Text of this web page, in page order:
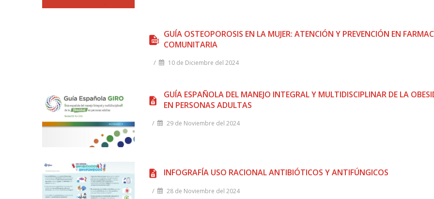
GUÍA OSTEOPOROSIS EN LA MUJER: ATENCIÓN Y PREVENCIÓN EN
COMUNITARIA
/ 10 de Diciembre del 2024
GUÍA ESPAÑOLA DEL MANEJO INTEGRAL Y MULTIDISCIPLINAR DE LA
EN PERSONAS ADULTAS
/ 29 de Noviembre del 2024
INFOGRAFÍA USO RACIONAL ANTIBIÓTICOS Y ANTIFÚNGICOS
/ 28 de Noviembre del 2024